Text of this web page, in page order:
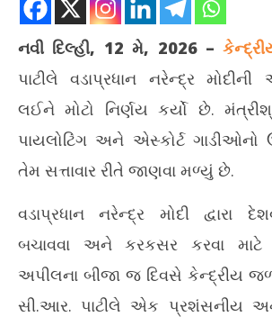
NOW VIEWING
કેન્દ્રીય મંત્રી સી.આર. પાટીલનો મોટો નિર્ણય:
એસ્કોર્ટ ગાડીઓનો ઉપયોગ નહીં કરે
May
12,
2026
નવી દિલ્હી, 12 મે, 2026 –
પાટીલે વડાપ્રધાન નરેન્દ્ર
લઈને મોટો નિર્ણય કર્યો છે.
પાયલોટિંગ અને એસ્કોર્ટ
તેમ સત્તાવાર રીતે જાણવા મળ્યું છે.
વડાપ્રધાન નરેન્દ્ર મોદી દ્વારા
બચાવવા અને કરકસર કરવા માટે
અપીલના બીજા જ દિવસે કેન્દ્રીય
સી.આર. પાટીલે એક પ્રશંસનીય